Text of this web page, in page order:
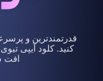
قدرتمندترین و
کنید. کلود آیپی
افت